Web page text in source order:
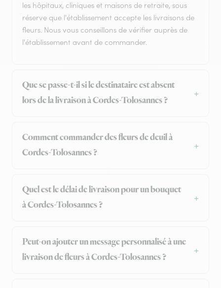
les hôpitaux, cliniques et maisons de retraite, sous
réserve que l'établissement accepte les livraisons de
fleurs. Nous vous conseillons de vérifier auprès de
l'établissement avant de commander.
Que se passe-t-il si le destinataire est absent
lors de la livraison à Cordes-Tolosannes ?
Comment commander des fleurs de deuil à
Cordes-Tolosannes ?
Quel est le délai de livraison pour un bouquet
à Cordes-Tolosannes ?
Peut-on ajouter un message personnalisé à une
livraison de fleurs à Cordes-Tolosannes ?